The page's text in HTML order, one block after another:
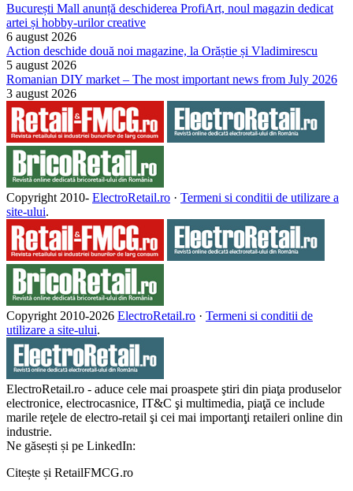
București Mall anunță deschiderea ProfiArt, noul magazin dedicat
artei și hobby-urilor creative
6 august 2026
Action deschide două noi magazine, la Orăștie și Vladimirescu
5 august 2026
Romanian DIY market – The most important news from July 2026
3 august 2026
Copyright 2010- ElectroRetail.ro · Termeni si conditii de utilizare a
site-ului.
Copyright 2010-2026 ElectroRetail.ro · Termeni si conditii de
utilizare a site-ului.
ElectroRetail.ro - aduce cele mai proaspete ştiri din piaţa produselor
electronice, electrocasnice, IT&C şi multimedia, piaţă ce include
marile reţele de electro-retail şi cei mai importanţi retaileri online din
industrie.
Ne găsești și pe LinkedIn:
Citește și RetailFMCG.ro